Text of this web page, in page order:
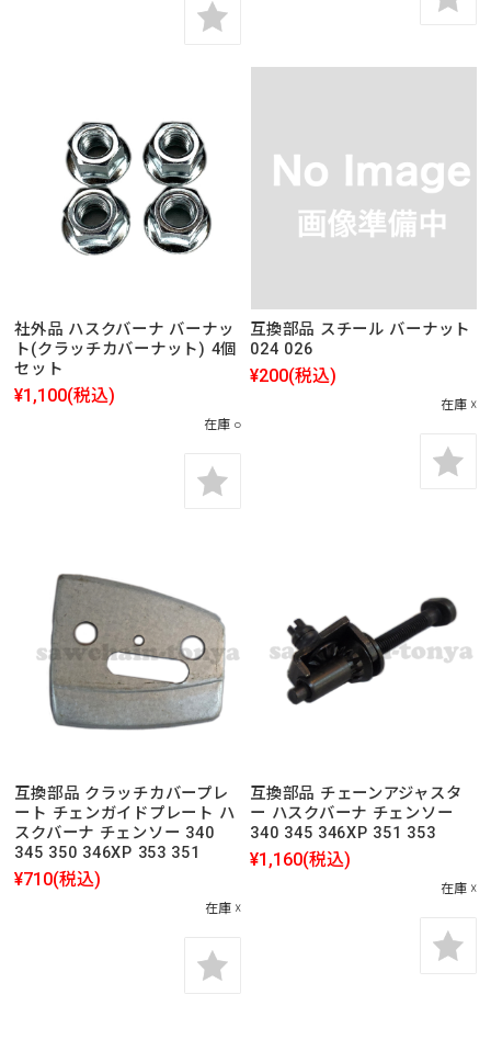
社外品 ハスクバーナ バーナッ
ト(クラッチカバーナット) 4個
セット
¥1,100(税込)
在庫 ○
互換部品 スチール バーナット
024 026
¥200(税込)
在庫 ☓
互換部品 クラッチカバープレ
ート チェンガイドプレート ハ
スクバーナ チェンソー 340
345 350 346XP 353 351
¥710(税込)
在庫 ☓
互換部品 チェーンアジャスタ
ー ハスクバーナ チェンソー
340 345 346XP 351 353
¥1,160(税込)
在庫 ☓